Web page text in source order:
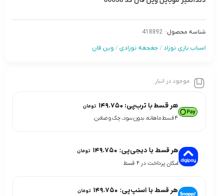
شناسه محصول: 418892
اسباب بازی نوزاد / جغجغه نوزادی / وین فان
موجود در انبار
هر قسط با ترب‌پی: ۱۴۹.۷۵۰ تومان
۴ قسط ماهانه. بدون سود، چک و ضامن.
هر قسط با دیجی‌پی: ۱۴۹.۷۵۰ تومان
امکان پرداخت در 4 قسط
هر قسط با اسنپ‌پی: ۱۴۹.۷۵۰ تومان